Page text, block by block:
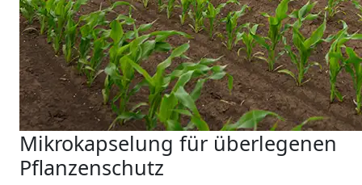
Mikrokapselung für überlegenen
Pflanzenschutz